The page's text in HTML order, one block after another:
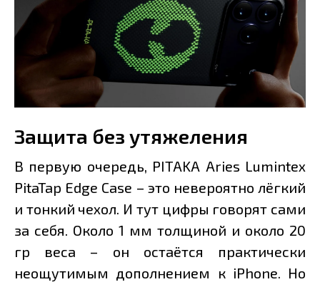
Защита без утяжеления
В первую очередь, PITAKA Aries Lumintex
PitaTap Edge Case – это невероятно лёгкий
и тонкий чехол. И тут цифры говорят сами
за себя. Около 1 мм толщиной и около 20
гр веса – он остаётся практически
неощутимым дополнением к iPhone. Но